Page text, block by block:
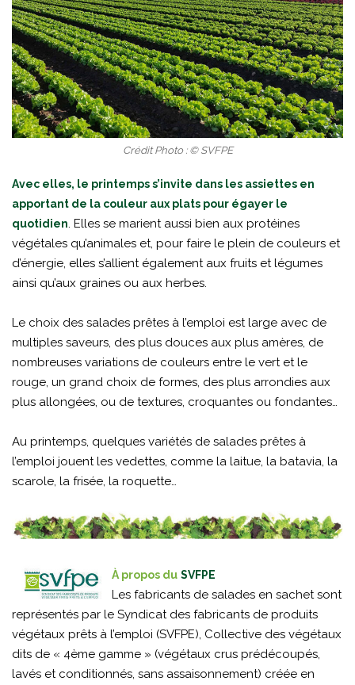
Crédit Photo : © SVFPE
Avec elles, le printemps s’invite dans les assiettes en
apportant de la couleur aux plats pour égayer le
quotidien. Elles se marient aussi bien aux protéines
végétales qu’animales et, pour faire le plein de couleurs et
d’énergie, elles s’allient également aux fruits et légumes
ainsi qu’aux graines ou aux herbes.
Le choix des salades prêtes à l’emploi est large avec de
multiples saveurs, des plus douces aux plus amères, de
nombreuses variations de couleurs entre le vert et le
rouge, un grand choix de formes, des plus arrondies aux
plus allongées, ou de textures, croquantes ou fondantes…
Au printemps, quelques variétés de salades prêtes à
l’emploi jouent les vedettes, comme la laitue, la batavia, la
scarole, la frisée, la roquette…
À propos du SVFPE
Les fabricants de salades en sachet sont
représentés par le Syndicat des fabricants de produits
végétaux prêts à l’emploi (SVFPE), Collective des végétaux
dits de « 4ème gamme » (végétaux crus prédécoupés,
lavés et conditionnés, sans assaisonnement) créée en